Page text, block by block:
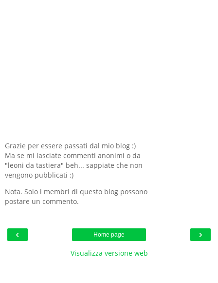
Grazie per essere passati dal mio blog :)
Ma se mi lasciate commenti anonimi o da
"leoni da tastiera" beh... sappiate che non
vengono pubblicati :)
Nota. Solo i membri di questo blog possono
postare un commento.
‹ ›
Home page
Visualizza versione web